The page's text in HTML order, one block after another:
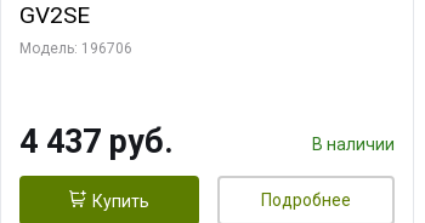
GV2SE
Модель: 196706
4 437 руб. В наличии
Купить Подробнее